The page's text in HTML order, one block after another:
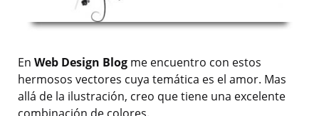
En Web Design Blog me encuentro con estos
hermosos vectores cuya temática es el amor. Mas
allá de la ilustración, creo que tiene una excelente